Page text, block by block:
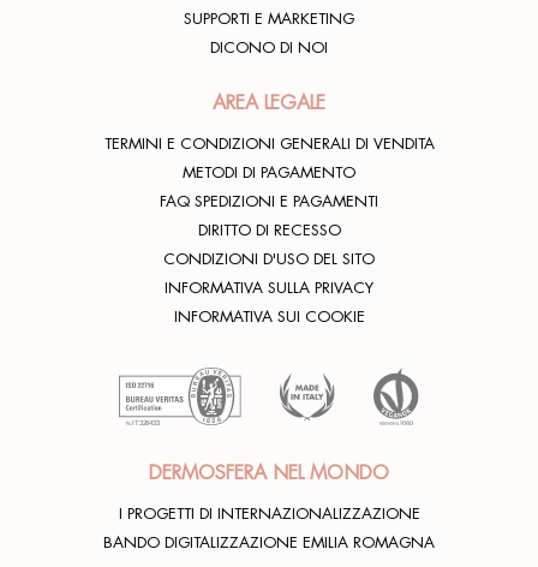
SUPPORTI E MARKETING
DICONO DI NOI
AREA LEGALE
TERMINI E CONDIZIONI GENERALI DI VENDITA
METODI DI PAGAMENTO
FAQ SPEDIZIONI E PAGAMENTI
DIRITTO DI RECESSO
CONDIZIONI D'USO DEL SITO
INFORMATIVA SULLA PRIVACY
INFORMATIVA SUI COOKIE
DERMOSFERA NEL MONDO
I PROGETTI DI INTERNAZIONALIZZAZIONE
BANDO DIGITALIZZAZIONE EMILIA ROMAGNA